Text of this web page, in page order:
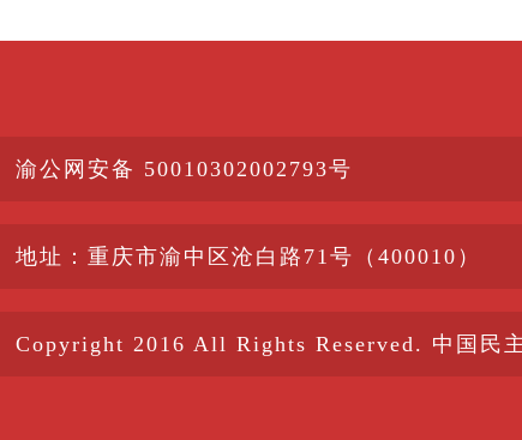
渝公网安备 50010302002793号
地址：重庆市渝中区沧白路71号（400010）
Copyright 2016 All Rights Reserved. 中国民